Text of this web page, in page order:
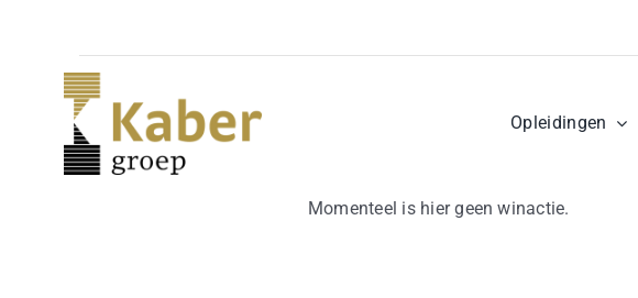
Opleidingen
Momenteel is hier geen winactie.